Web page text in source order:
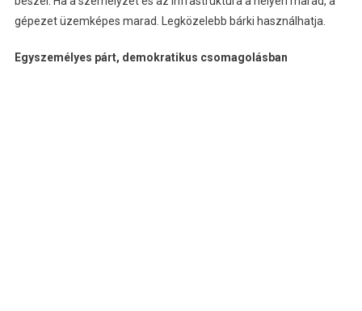
gépezet üzemképes marad. Legközelebb bárki használhatja.
Egyszemélyes párt, demokratikus csomagolásban